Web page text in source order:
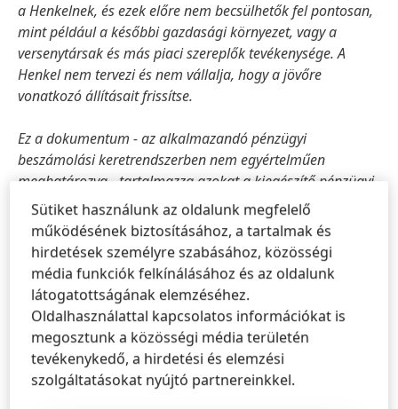
a Henkelnek, és ezek előre nem becsülhetők fel pontosan,
mint például a későbbi gazdasági környezet, vagy a
versenytársak és más piaci szereplők tevékenysége. A
Henkel nem tervezi és nem vállalja, hogy a jövőre
vonatkozó állításait frissítse.
Ez a dokumentum - az alkalmazandó pénzügyi
beszámolási keretrendszerben nem egyértelműen
meghatározva - tartalmazza azokat a kiegészítő pénzügyi
intézkedéseket, amelyek alternatív teljesítménymutatók,
vagy azok lehetnek(nem GAAP-intézkedések). Ezeket a
kiegészítő pénzügyi intézkedéseket nem szabad külön-
külön vagy a Henkel nettó eszközeinek, illetve pénzügyi
pozícióinak vagy eredményeinek vagy ezek alternatíváinak
tekinteni, a konszolidált pénzügyi kimutatásaiban szereplő
vonatkozó pénzügyi beszámolási keretrendszer szerint.
Más, hasonlóan megnevezett alternatív
teljesítménymutatókat jelentő vagy leíró vállalatok eltérő
módon számíthatják ki őket.
Sütiket használunk az oldalunk megfelelő
működésének biztosításához, a tartalmak és
hirdetések személyre szabásához, közösségi
média funkciók felkínálásához és az oldalunk
látogatottságának elemzéséhez.
Oldalhasználattal kapcsolatos információkat is
megosztunk a közösségi média területén
tevékenykedő, a hirdetési és elemzési
szolgáltatásokat nyújtó partnereinkkel.